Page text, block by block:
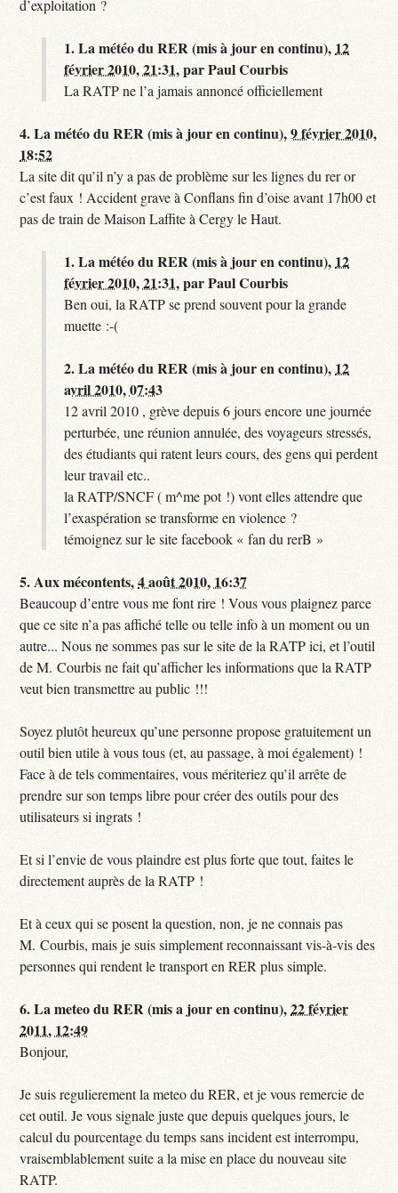
d’exploitation ?
1.La météo du RER (mis à jour en continu), 12
février 2010, 21:31,parPaul Courbis
La RATP ne l’a jamais annoncé officiellement
4.La météo du RER (mis à jour en continu),9 février 2010,
18:52
La site dit qu’il n’y a pas de problème sur les lignes du rer or
c’est faux ! Accident grave à Conflans fin d’oise avant 17h00 et
pas de train de Maison Laffite à Cergy le Haut.
1.La météo du RER (mis à jour en continu), 12
février 2010, 21:31,parPaul Courbis
Ben oui, la RATP se prend souvent pour la grande
muette :-(
2.La météo du RER (mis à jour en continu), 12
avril 2010, 07:43
12 avril 2010 , grève depuis 6 jours encore une journée
perturbée, une réunion annulée, des voyageurs stressés,
des étudiants qui ratent leurs cours, des gens qui perdent
leur travail etc..
la RATP/SNCF ( m^me pot !) vont elles attendre que
l’exaspération se transforme en violence ?
témoignez sur le site facebook « fan du rerB »
5.Aux mécontents,4 août 2010, 16:37
Beaucoup d’entre vous me font rire ! Vous vous plaignez parce
que ce site n’a pas affiché telle ou telle info à un moment ou un
autre... Nous ne sommes pas sur le site de la RATP ici, et l’outil
de M. Courbis ne fait qu’afficher les informations que la RATP
veut bien transmettre au public !!!
Soyez plutôt heureux qu’une personne propose gratuitement un
outil bien utile à vous tous (et, au passage, à moi également) !
Face à de tels commentaires, vous mériteriez qu’il arrête de
prendre sur son temps libre pour créer des outils pour des
utilisateurs si ingrats !
Et si l’envie de vous plaindre est plus forte que tout, faites le
directement auprès de la RATP !
Et à ceux qui se posent la question, non, je ne connais pas
M. Courbis, mais je suis simplement reconnaissant vis-à-vis des
personnes qui rendent le transport en RER plus simple.
6.La meteo du RER (mis a jour en continu),22 février
2011, 12:49
Bonjour,
Je suis regulierement la meteo du RER, et je vous remercie de
cet outil. Je vous signale juste que depuis quelques jours, le
calcul du pourcentage du temps sans incident est interrompu,
vraisemblablement suite a la mise en place du nouveau site
RATP.